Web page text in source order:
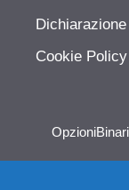
Cookie